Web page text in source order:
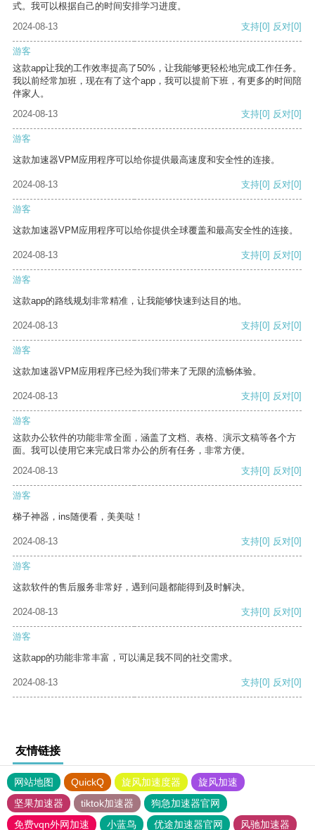
式。我可以根据自己的时间安排学习进度。
2024-08-13
支持[0] 反对[0]
游客
这款app让我的工作效率提高了50%，让我能够更轻松地完成工作任务。
我以前经常加班，现在有了这个app，我可以提前下班，有更多的时间陪
伴家人。
2024-08-13
支持[0] 反对[0]
游客
这款加速器VPM应用程序可以给你提供最高速度和安全性的连接。
2024-08-13 支持[0] 反对[0]
游客
这款加速器VPM应用程序可以给你提供全球覆盖和最高安全性的连接。
2024-08-13 支持[0] 反对[0]
游客
这款app的路线规划非常精准，让我能够快速到达目的地。
2024-08-13 支持[0] 反对[0]
游客
这款加速器VPM应用程序已经为我们带来了无限的流畅体验。
2024-08-13 支持[0] 反对[0]
游客
这款办公软件的功能非常全面，涵盖了文档、表格、演示文稿等各个方
面。我可以使用它来完成日常办公的所有任务，非常方便。
2024-08-13
支持[0] 反对[0]
游客
梯子神器，ins随便看，美美哒！
2024-08-13 支持[0] 反对[0]
游客
这款软件的售后服务非常好，遇到问题都能得到及时解决。
2024-08-13 支持[0] 反对[0]
游客
这款app的功能非常丰富，可以满足我不同的社交需求。
2024-08-13 支持[0] 反对[0]
友情链接
网站地图 QuickQ 旋风加速度器
旋风加速
坚果加速器
tiktok加速器
狗急加速器官网
免费vqn外网加速
小蓝鸟 优途加速器官网 风驰加速器